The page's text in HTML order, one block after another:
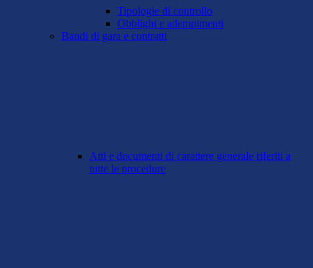
Tipologie di controllo
Obblighi e adempimenti
Bandi di gara e contratti
Atti e documenti di carattere generale riferiti a
tutte le procedure